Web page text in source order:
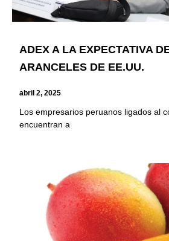
ADEX A LA EXPECTATIVA
ARANCELES DE EE.UU.
abril 2, 2025
Los empresarios peruanos ligados al
encuentran a